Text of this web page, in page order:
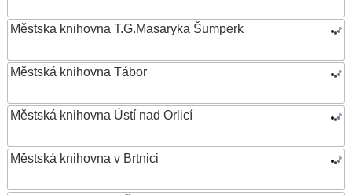
Městska knihovna T.G.Masaryka Šumperk
Městská knihovna Tábor
Městská knihovna Ústí nad Orlicí
Městská knihovna v Brtnici